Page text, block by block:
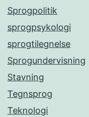
Sprogpolitik
sprogpsykologi
sprogtilegnelse
Sprogundervisning
Stavning
Tegnsprog
Teknologi